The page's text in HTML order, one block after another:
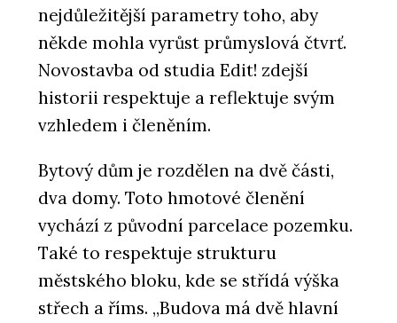
nejdůležitější parametry toho, aby
někde mohla vyrůst průmyslová čtvrť.
Novostavba od studia Edit! zdejší
historii respektuje a reflektuje svým
vzhledem i členěním.
Bytový dům je rozdělen na dvě části,
dva domy. Toto hmotové členění
vychází z původní parcelace pozemku.
Také to respektuje strukturu
městského bloku, kde se střídá výška
střech a říms. „Budova má dvě hlavní